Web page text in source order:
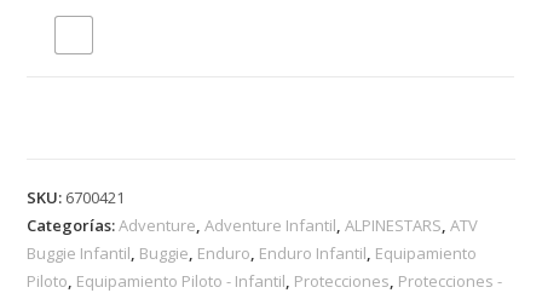
SKU: 6700421
Categorías:Adventure,Adventure Infantil,ALPINESTARS,ATV
Buggie Infantil, Buggie, Enduro, Enduro Infantil, Equipamiento
Piloto, Equipamiento Piloto - Infantil, Protecciones, Protecciones -